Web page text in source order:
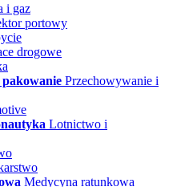
i gaz
portowy
drogowe
Przechowywanie i
Lotnictwo i
Medycyna ratunkowa